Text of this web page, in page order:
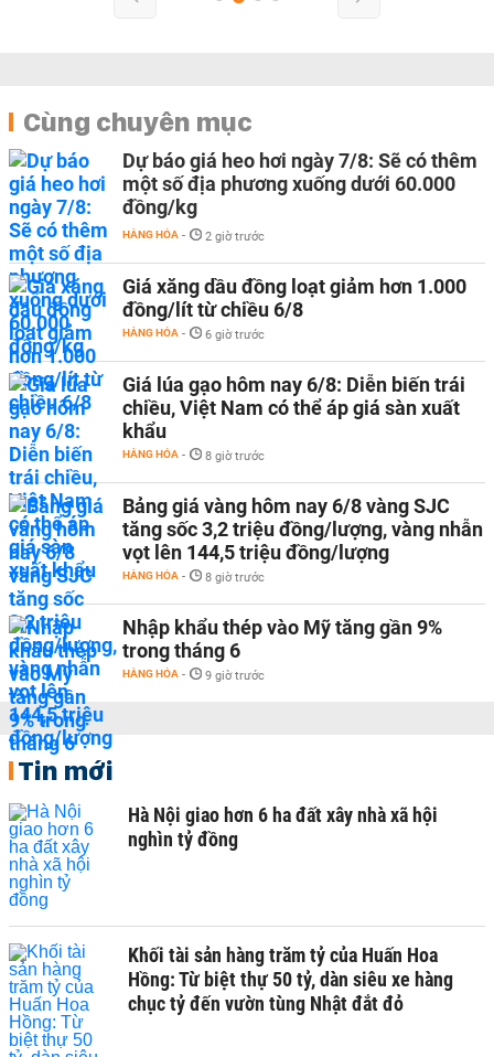
Cùng chuyên mục
Dự báo giá heo hơi ngày 7/8: Sẽ có thêm
một số địa phương xuống dưới 60.000
đồng/kg
HÀNG HÓA - 2 giờ trước
Giá xăng dầu đồng loạt giảm hơn 1.000
đồng/lít từ chiều 6/8
HÀNG HÓA - 6 giờ trước
Giá lúa gạo hôm nay 6/8: Diễn biến trái
chiều, Việt Nam có thể áp giá sàn xuất
khẩu
HÀNG HÓA - 8 giờ trước
Bảng giá vàng hôm nay 6/8 vàng SJC
tăng sốc 3,2 triệu đồng/lượng, vàng nhẫn
vọt lên 144,5 triệu đồng/lượng
HÀNG HÓA - 8 giờ trước
Nhập khẩu thép vào Mỹ tăng gần 9%
trong tháng 6
HÀNG HÓA - 9 giờ trước
Tin mới
Hà Nội giao hơn 6 ha đất xây nhà xã hội
nghìn tỷ đồng
Khối tài sản hàng trăm tỷ của Huấn Hoa
Hồng: Từ biệt thự 50 tỷ, dàn siêu xe hàng
chục tỷ đến vườn tùng Nhật đắt đỏ